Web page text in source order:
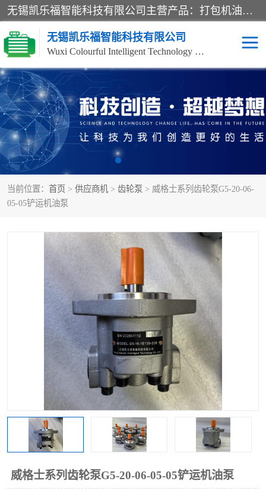
无锡凯乐福智能科技有限公司主营产品：打包机油泵、风冷式油冷却器、液压阀、液压泵、冷却器、过滤器及气动元器件。公司主导生产齿轮泵、齿轮马达、液压阀等产品。共计100多个系列、3000余种规格。覆盖了液压系统的动力元件、控制元件和执行元件，具备较强的成套供货、服务能力。
无锡凯乐福智能科技有限公司
Wuxi Colourful Intelligent Technology Co., Ltd
当前位置： 首页 > 供应商机 > 齿轮泵 > 威格士系列齿轮泵G5-20-06-
05-05铲运机油泵
威格士系列齿轮泵G5-20-06-05-05铲运机油泵
齿轮泵 机床冷却泵
风冷式油冷却器 叶片泵
液压马达
柱塞泵 方向阀
高压球阀 电机
列管式油冷却器